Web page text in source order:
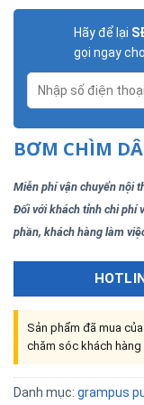
Hãy để lại
gọi ngay
BƠM CHÌM
Miễn phí vận chuyển nội
Đối với khách tỉnh chi phí
phần, khách hàng làm
Sản phẩm đã mua
chăm sóc khách hàng
Danh mục: grampus